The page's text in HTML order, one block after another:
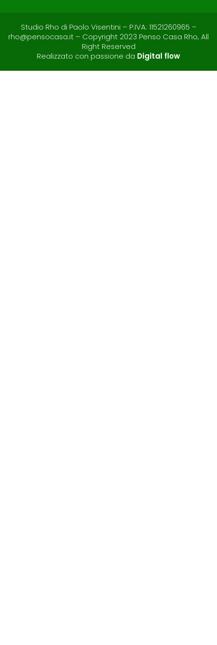
Studio Rho di Paolo Visentini – P.IVA: 11521260965 –
rho@pensocasa.it – Copyright 2023 Penso Casa Rho, All
Right Reserved
Realizzato con passione da Digital flow